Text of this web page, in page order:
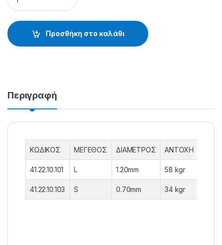
Προσθήκη στο καλάθι
Περιγραφή
ΚΩΔΙΚΟΣ ΜΕΓΕΘΟΣ ΔΙΑΜΕΤΡΟΣ ΑΝΤΟΧΗ
41.22.10.101 L 1.20mm 58 kgr
41.22.10.103 S 0.70mm 34 kgr